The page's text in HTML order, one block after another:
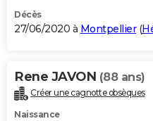
Décès
27/06/2020 à Montpellier(
Rene JAVON (88 ans)
Créer une cagnotte obsèques
Naissance